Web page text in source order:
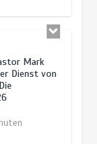
Dienst von
Gemeinde